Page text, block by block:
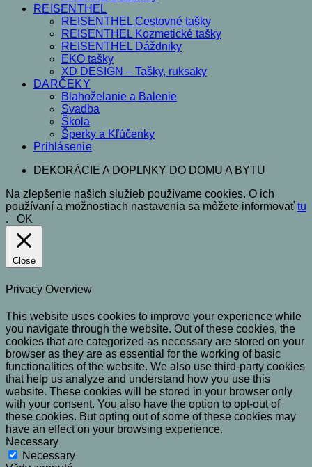
REISENTHEL
REISENTHEL Cestovné tašky
REISENTHEL Kozmetické tašky
REISENTHEL Dáždniky
EKO tašky
XD DESIGN – Tašky, ruksaky
DARČEKY
Blahoželanie a Balenie
Svadba
Škola
Šperky a Kľúčenky
Prihlásenie
DEKORÁCIE A DOPLNKY DO DOMU A BYTU
Na zlepšenie našich služieb používame cookies. O ich
používaní a možnostiach nastavenia sa môžete informovať tu
. OK
Close
Privacy Overview
This website uses cookies to improve your experience while
you navigate through the website. Out of these cookies, the
cookies that are categorized as necessary are stored on your
browser as they are as essential for the working of basic
functionalities of the website. We also use third-party cookies
that help us analyze and understand how you use this
website. These cookies will be stored in your browser only
with your consent. You also have the option to opt-out of
these cookies. But opting out of some of these cookies may
have an effect on your browsing experience.
Necessary
Necessary